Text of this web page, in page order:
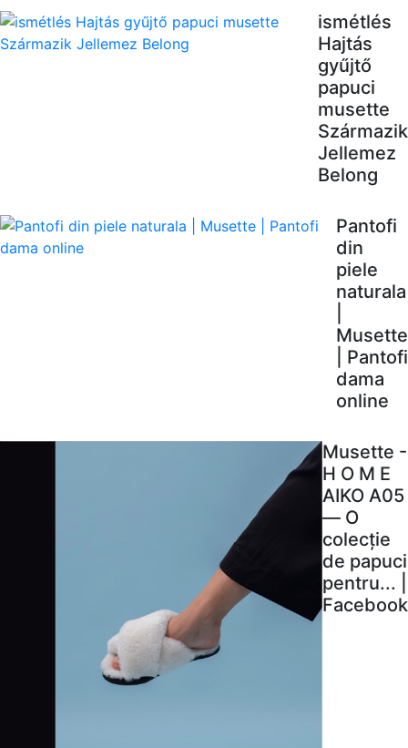
ismétlés
Hajtás
gyűjtő
papuci
musette
Származik
Jellemez
Belong
Pantofi
din
piele
naturala
Musette
| Pantofi
dama
online
Musette -
H O M E
AIKO A05
— O
colecție
de papuci
pentru... |
Facebook